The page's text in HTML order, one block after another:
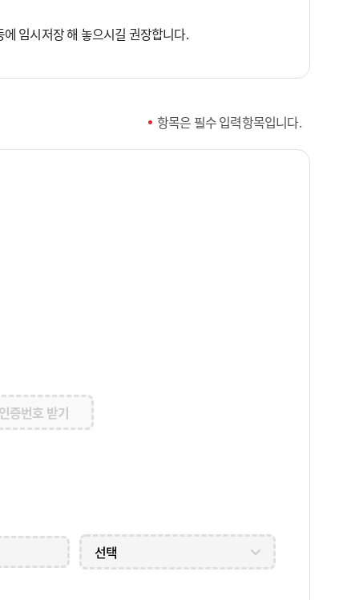
임시저장 해 놓으시길 권장합니다.
항목은 필수 입력항목입니다.
증번호 받기
선택